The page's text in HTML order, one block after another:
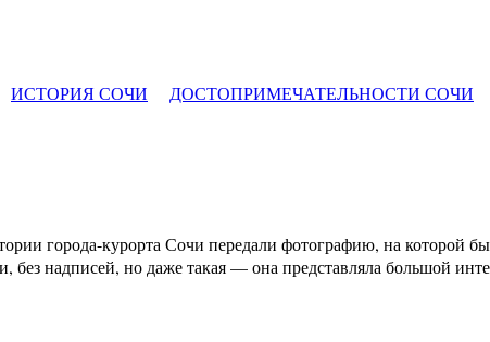
ИСТОРИЯ СОЧИ ДОСТОПРИМЕЧАТЕЛЬНОСТИ СОЧИ
города-курорта Сочи передали фотографию, на
надписей, но даже такая — она представляла большой